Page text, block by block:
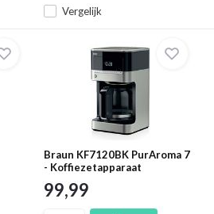
Vergelijk
Braun KF7120BK PurAroma 7
- Koffiezetapparaat
99,99